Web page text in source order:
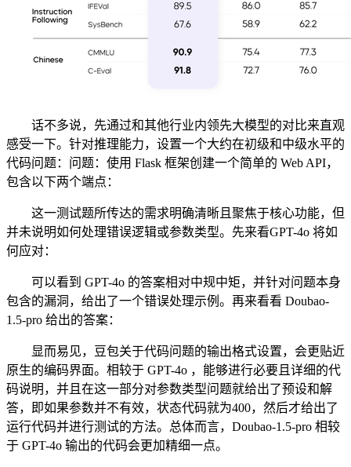
话不多说，先通过和其他行业内领先大模型的对比来直观
感受一下。针对推理能力，设置一个大约在初级和中级水平的
代码问题：问题：使用 Flask 框架创建一个简单的 Web API，
包含以下两个端点：
这一测试题所传达的需求明确清晰且聚焦于核心功能，但
并未说明如何处理错误逻辑或参数类型。先来看GPT-4o 将如
何应对：
可以看到 GPT-4o 的答案相对中规中矩，并针对问题本身
包含的漏洞，给出了一个错误处理示例。再来看看 Doubao-
1.5-pro 给出的答案：
显而易见，豆包关于代码问题的输出格式设置，会更贴近
原生的编码界面。相较于 GPT-4o ，能够进行必要且详细的代
码说明，并且在这一部分对参数类型问题就给出了预设和解
答，即如果参数并不有效，状态代码就为400，然后才给出了
运行代码并进行测试的方法。总体而言，Doubao-1.5-pro 相较
于 GPT-4o 输出的代码会更加精细一点。